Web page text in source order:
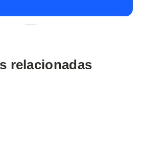
relacionadas